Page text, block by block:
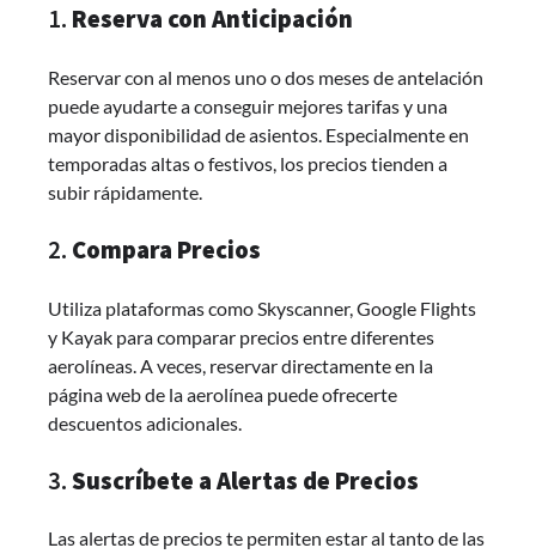
1. Reserva con Anticipación
Reservar con al menos uno o dos meses de antelación
puede ayudarte a conseguir mejores tarifas y una
mayor disponibilidad de asientos. Especialmente en
temporadas altas o festivos, los precios tienden a
subir rápidamente.
2. Compara Precios
Utiliza plataformas como Skyscanner, Google Flights
y Kayak para comparar precios entre diferentes
aerolíneas. A veces, reservar directamente en la
página web de la aerolínea puede ofrecerte
descuentos adicionales.
3.Suscríbete a Alertas de Precios
Las alertas de precios te permiten estar al tanto de las